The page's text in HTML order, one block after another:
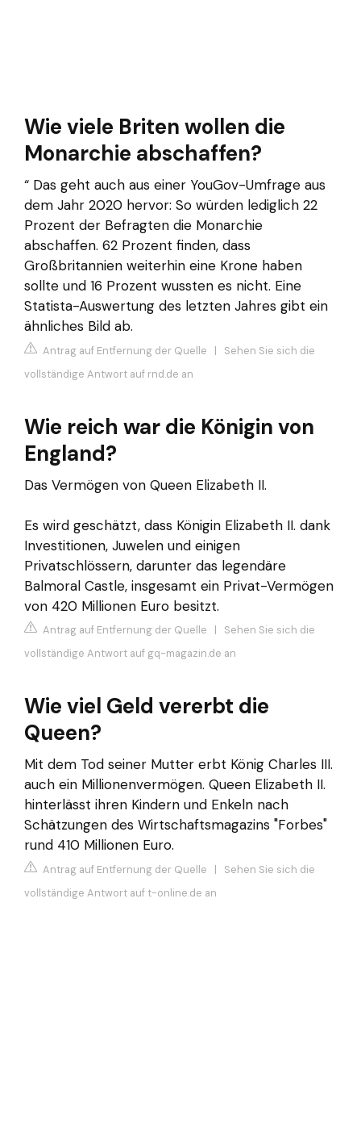
Wie viele Briten wollen die
Monarchie abschaffen?
“ Das geht auch aus einer YouGov-Umfrage aus
dem Jahr 2020 hervor: So würden lediglich 22
Prozent der Befragten die Monarchie
abschaffen. 62 Prozent finden, dass
Großbritannien weiterhin eine Krone haben
sollte und 16 Prozent wussten es nicht. Eine
Statista-Auswertung des letzten Jahres gibt ein
ähnliches Bild ab.
Antrag auf Entfernung der Quelle | Sehen Sie sich die
vollständige Antwort auf rnd.de an
Wie reich war die Königin von
England?
Das Vermögen von Queen Elizabeth II.
Es wird geschätzt, dass Königin Elizabeth II. dank
Investitionen, Juwelen und einigen
Privatschlössern, darunter das legendäre
Balmoral Castle, insgesamt ein Privat-Vermögen
von 420 Millionen Euro besitzt.
Antrag auf Entfernung der Quelle | Sehen Sie sich die
vollständige Antwort auf gq-magazin.de an
Wie viel Geld vererbt die
Queen?
Mit dem Tod seiner Mutter erbt König Charles III.
auch ein Millionenvermögen. Queen Elizabeth II.
hinterlässt ihren Kindern und Enkeln nach
Schätzungen des Wirtschaftsmagazins "Forbes"
rund 410 Millionen Euro.
Antrag auf Entfernung der Quelle | Sehen Sie sich die
vollständige Antwort auf t-online.de an